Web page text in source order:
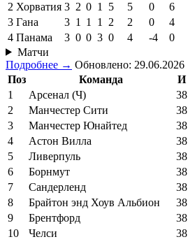
2 Хорватия 3 2 0 1 5 5 0
6
3 Гана 3 1 1 1 2 2 0
4
4 Панама 3 0 0 3 0 4 -4
0
Матчи
Подробнее → Обновлено: 29.06.2026
Поз
Команда И
1
Арсенал (Ч) 38
2
Манчестер Сити 38
3
Манчестер Юнайтед 38
4
Астон Вилла 38
5
Ливерпуль 38
6
Борнмут 38
7
Сандерленд 38
8
Брайтон энд Хоув Альбион 38
9
Брентфорд 38
10
Челси 38